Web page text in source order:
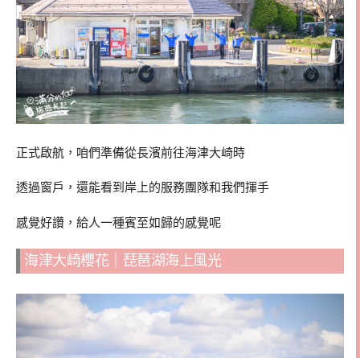
正式啟航，咱們準備從長濱前往海津大崎時
透過窗戶，還能看到岸上的服務團隊和我們揮手
感覺好讚，給人一種賓至如歸的感覺呢
海津大崎櫻花｜琵琶湖海上風光